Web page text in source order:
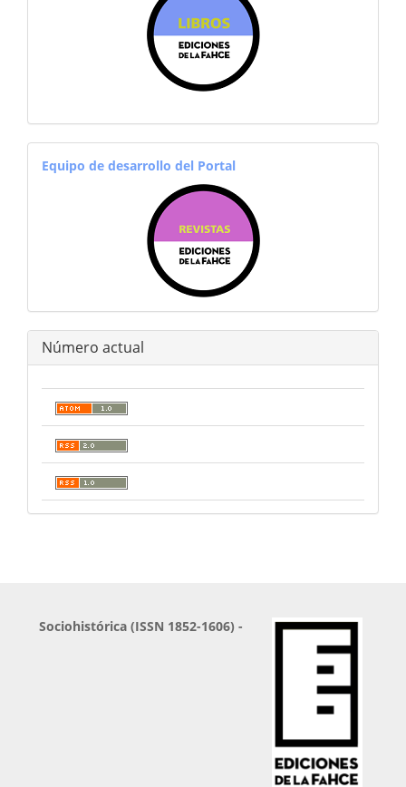
equiporevistas
Equipo de desarrollo del Portal
Número actual
Sociohistórica (ISSN 1852-1606) -